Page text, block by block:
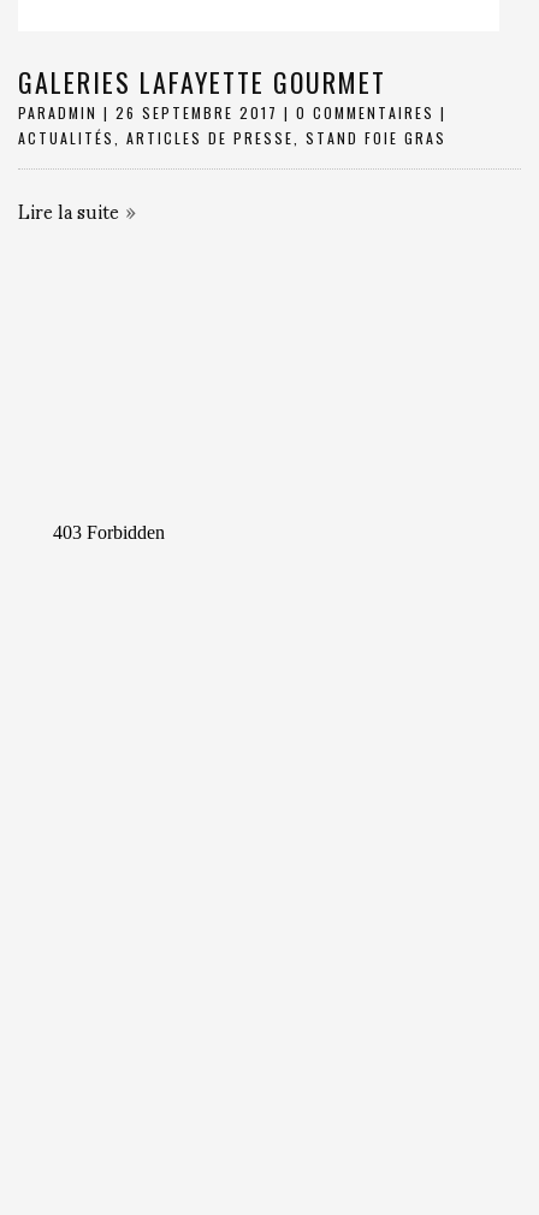
GALERIES LAFAYETTE GOURMET
PARADMIN | 26 SEPTEMBRE 2017 | 0 COMMENTAIRES |
ACTUALITÉS
ARTICLES DE PRESSE STAND FOIE GRAS
Lire la suite